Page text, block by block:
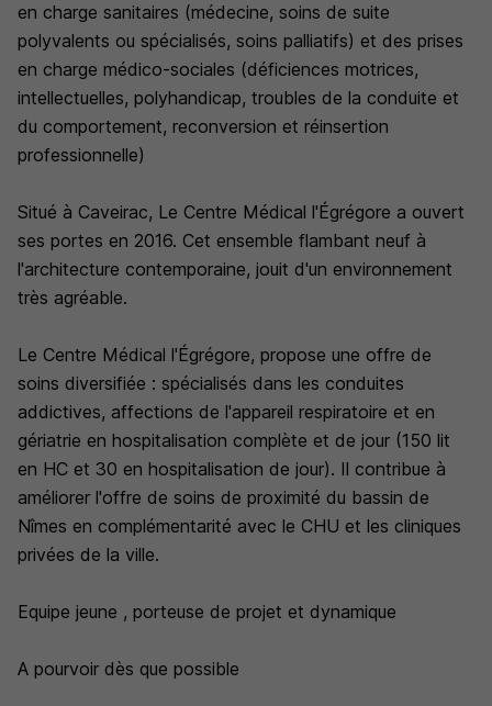
en charge sanitaires (médecine, soins de suite
polyvalents ou spécialisés, soins palliatifs) et des prises
en charge médico-sociales (déficiences motrices,
intellectuelles, polyhandicap, troubles de la conduite et
du comportement, reconversion et réinsertion
professionnelle)
Situé à Caveirac, Le Centre Médical l'Égrégore a ouvert
ses portes en 2016. Cet ensemble flambant neuf à
l'architecture contemporaine, jouit d'un environnement
très agréable.
Le Centre Médical l'Égrégore, propose une offre de
soins diversifiée : spécialisés dans les conduites
addictives, affections de l'appareil respiratoire et en
gériatrie en hospitalisation complète et de jour (150 lit
en HC et 30 en hospitalisation de jour). Il contribue à
améliorer l'offre de soins de proximité du bassin de
Nîmes en complémentarité avec le CHU et les cliniques
privées de la ville.
Equipe jeune , porteuse de projet et dynamique
A pourvoir dès que possible